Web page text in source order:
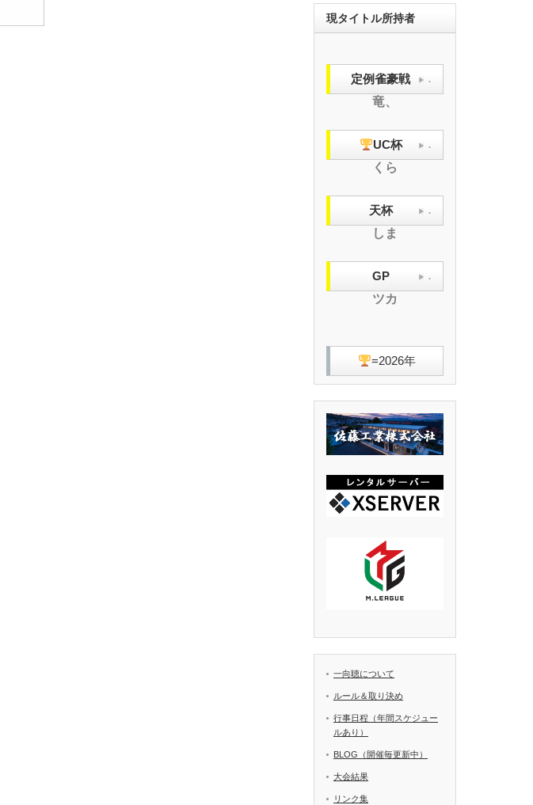
現タイトル所持者
定例雀豪戦 .
竜、
UC杯 .
くら
天杯 .
しま
GP .
ツカ
=2026年
一向聴について
ルール＆取り決め
行事日程（年間スケジュー
ルあり）
BLOG（開催毎更新中）
大会結果
リンク集